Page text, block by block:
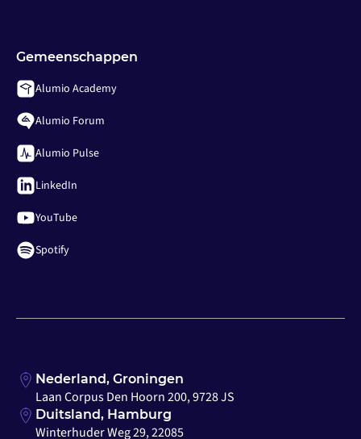
Gemeenschappen
Alumio Academy
Alumio Forum
Alumio Pulse
LinkedIn
YouTube
Spotify
Nederland, Groningen
Laan Corpus Den Hoorn 200, 9728 JS
Duitsland, Hamburg
Winterhuder Weg 29, 22085